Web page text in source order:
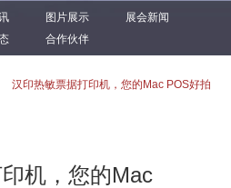
图片展示
展会新闻
合作伙伴
汉印热敏票据打印机，您的Mac POS好拍
机，您的Mac